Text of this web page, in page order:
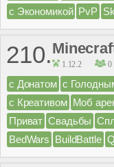
с Экономикой PvP
210. 1.12.2 0
с Донатом с
с Креативом Моб
Приват Свадьбы
BedWars BuildBattle